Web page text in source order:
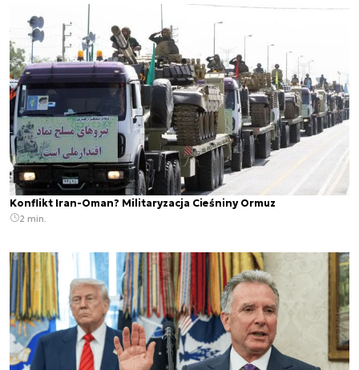
Konflikt Iran-Oman? Militaryzacja Cieśniny Ormuz
2 min.